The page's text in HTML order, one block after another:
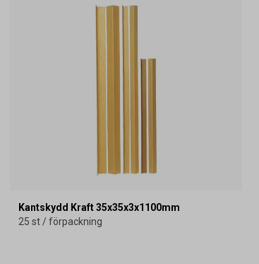
Kantskydd Kraft 35x35x3x1100mm
25 st / förpackning